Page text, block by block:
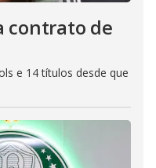
contrato de
e 14 títulos desde que